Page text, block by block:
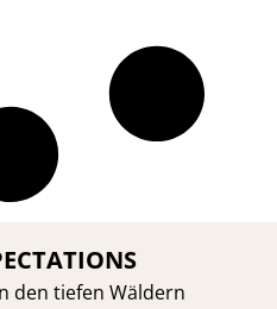
den tiefen Wäldern